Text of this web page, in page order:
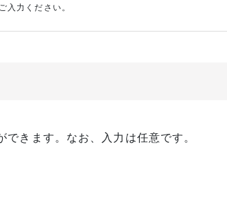
入力ください。
きます。なお、入力は任意です。